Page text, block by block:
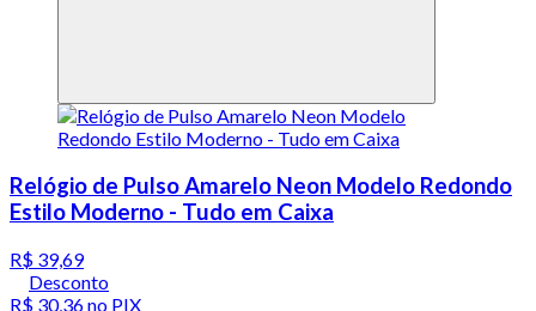
Relógio de Pulso Amarelo Neon Modelo Redondo
Estilo Moderno - Tudo em Caixa
R$ 39,69
Desconto
R$ 30,36no PIX